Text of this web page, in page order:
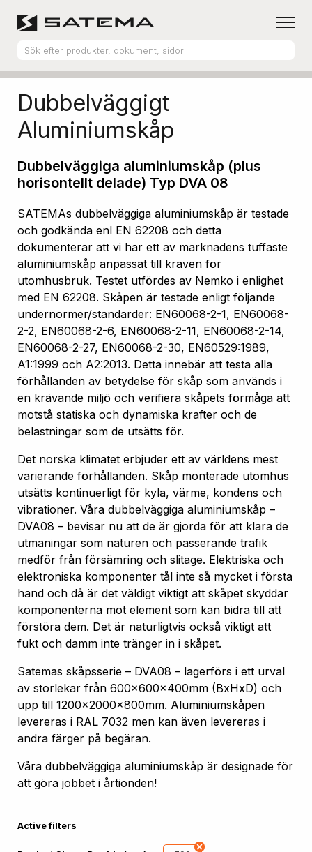
Produktsortiment Aluminiumskåp
Dubbelväggigt
Aluminiumskåp
Dubbelväggiga aluminiumskåp (plus
horisontellt delade) Typ DVA 08
SATEMAs dubbelväggiga aluminiumskåp är testade
och godkända enl EN 62208 och detta
dokumenterar att vi har ett av marknadens tuffaste
aluminiumskåp anpassat till kraven för
utomhusbruk. Testet utfördes av Nemko i enlighet
med EN 62208. Skåpen är testade enligt följande
undernormer/standarder: EN60068-2-1, EN60068-
2-2, EN60068-2-6, EN60068-2-11, EN60068-2-14,
EN60068-2-27, EN60068-2-30, EN60529:1989,
A1:1999 och A2:2013. Detta innebär att testa alla
förhållanden av betydelse för skåp som används i
en krävande miljö och verifiera skåpets förmåga att
motstå statiska och dynamiska krafter och de
belastningar som de utsätts för.
Det norska klimatet erbjuder ett av världens mest
varierande förhållanden. Skåp monterade utomhus
utsätts kontinuerligt för kyla, värme, kondens och
vibrationer. Våra dubbelväggiga aluminiumskåp –
DVA08 – bevisar nu att de är gjorda för att klara de
utmaningar som naturen och passerande trafik
medför från försämring och slitage. Elektriska och
elektroniska komponenter tål inte så mycket i första
hand och då är det väldigt viktigt att skåpet skyddar
komponenterna mot element som kan bidra till att
förstöra dem. Det är naturligtvis också viktigt att
fukt och damm inte tränger in i skåpet.
Satemas skåpsserie – DVA08 – lagerförs i ett urval
av storlekar från 600x600x400mm (BxHxD) och
upp till 1200x2000x800mm. Aluminiumskåpen
levereras i RAL 7032 men kan även levereras i
andra färger på begäran.
Våra dubbelväggiga aluminiumskåp är designade för
att göra jobbet i årtionden!
Active filters